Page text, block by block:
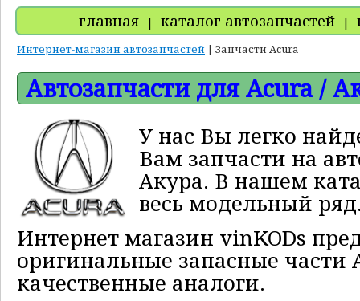
главная | каталог автозапчастей |
Интернет-магазин автозапчастей | Запчасти Acura
Автозапчасти для Acura /
У нас Вы легко
Вам запчасти на
Акура. В нашем
весь модельный
Интернет магазин vinKODs
оригинальные запасные части
качественные аналоги.